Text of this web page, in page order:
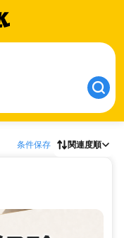
条件保存 関連度順